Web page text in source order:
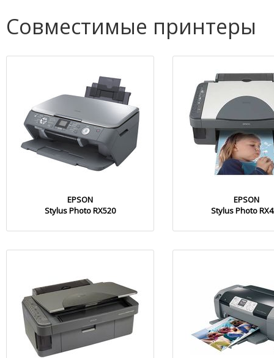
Совместимые принтеры
EPSON
Stylus Photo RX520
EPSON
Stylus Photo